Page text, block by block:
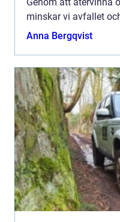
minskar vi avfallet
Bildemontering kan
Anna Bergqvist